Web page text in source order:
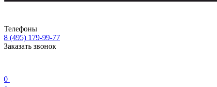
Телефоны
8 (495) 179-99-77
Заказать звонок
0